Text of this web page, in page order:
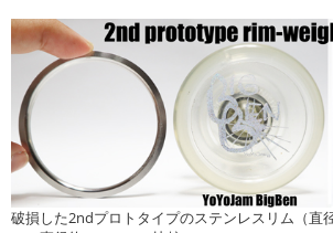
破損した2ndプロトタイプのステンレスリム（直